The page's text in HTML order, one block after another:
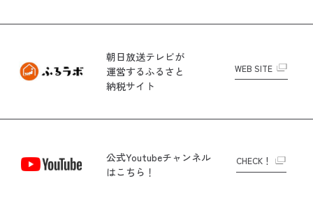
朝日放送テレビが
運営するふるさと
納税サイト
WEB SITE
公式Youtubeチャンネル
はこちら！
CHECK！